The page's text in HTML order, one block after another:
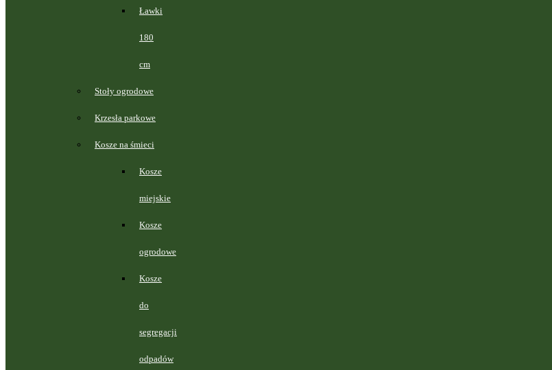
Ławki
180
cm
Stoły ogrodowe
Krzesła parkowe
Kosze na śmieci
Kosze
miejskie
Kosze
ogrodowe
Kosze
do
segregacji
odpadów